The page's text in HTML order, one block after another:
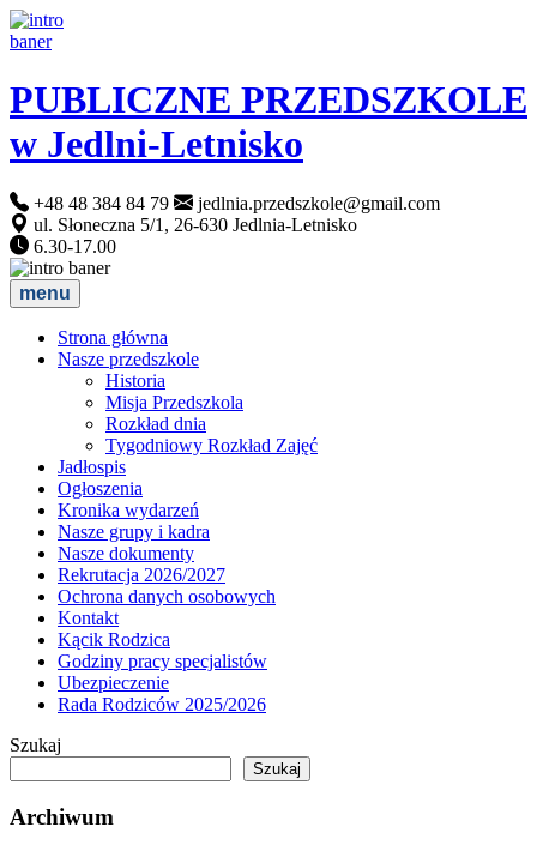
PUBLICZNE PRZEDSZKOLE
w Jedlni-Letnisko
+48 48 384 84 79
jedlnia.przedszkole@gmail.com
ul. Słoneczna 5/1, 26-630 Jedlnia-Letnisko
6.30-17.00
menu
Strona główna
Nasze przedszkole
Historia
Misja Przedszkola
Rozkład dnia
Tygodniowy Rozkład Zajęć
Jadłospis
Ogłoszenia
Kronika wydarzeń
Nasze grupy i kadra
Nasze dokumenty
Rekrutacja 2026/2027
Ochrona danych osobowych
Kontakt
Kącik Rodzica
Godziny pracy specjalistów
Ubezpieczenie
Rada Rodziców 2025/2026
Szukaj
Szukaj
Archiwum